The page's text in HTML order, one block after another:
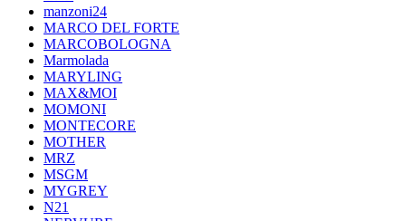
manzoni24
MARCO DEL FORTE
MARCOBOLOGNA
Marmolada
MARYLING
MAX&MOI
MOMONI
MONTECORE
MOTHER
MRZ
MSGM
MYGREY
N21